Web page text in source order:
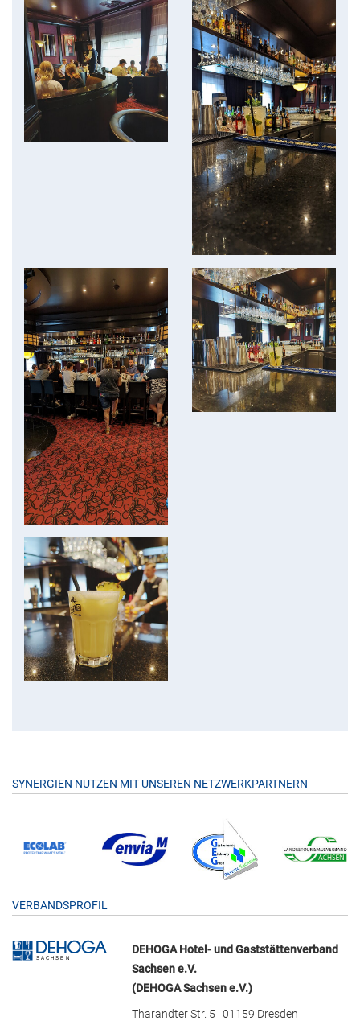
SYNERGIEN NUTZEN MIT UNSEREN NETZWERKPARTNERN
VERBANDSPROFIL
DEHOGA Hotel- und Gaststättenverband
Sachsen e.V.
(DEHOGA Sachsen e.V.)
Tharandter Str. 5 | 01159 Dresden